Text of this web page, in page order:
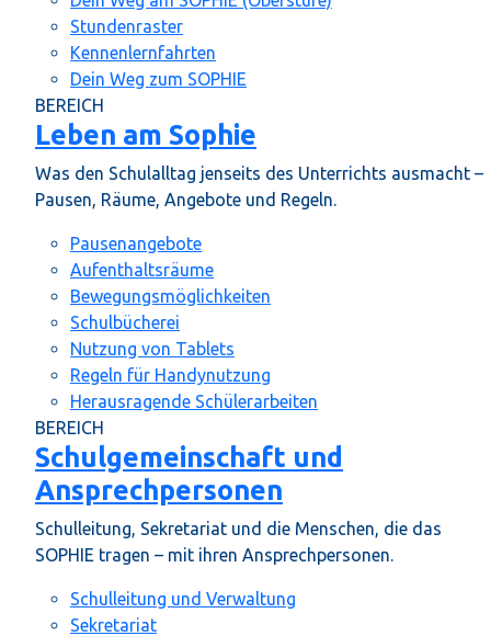
Stundenraster
Kennenlernfahrten
Dein Weg zum SOPHIE
BEREICH
Leben am Sophie
Was den Schulalltag jenseits des Unterrichts ausmacht –
Pausen, Räume, Angebote und Regeln.
Pausenangebote
Aufenthaltsräume
Bewegungsmöglichkeiten
Schulbücherei
Nutzung von Tablets
Regeln für Handynutzung
Herausragende Schülerarbeiten
BEREICH
Schulgemeinschaft und
Ansprechpersonen
Schulleitung, Sekretariat und die Menschen, die das
SOPHIE tragen – mit ihren Ansprechpersonen.
Schulleitung und Verwaltung
Sekretariat